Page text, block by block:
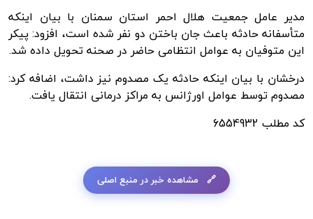
مدیر عامل جمعیت هلال احمر استان سمنان با بیان اینکه
متأسفانه حادثه باعث جان باختن دو نفر شده است، افزود: پیکر
این متوفیان به عوامل انتظامی حاضر در صحنه تحویل داده شد.
درخشان با بیان اینکه حادثه یک مصدوم نیز داشت، اضافه کرد:
مصدوم توسط عوامل اورژانس به مراکز درمانی انتقال یافت.
کد مطلب 6554932
مشاهده خبر در منبع اصلی